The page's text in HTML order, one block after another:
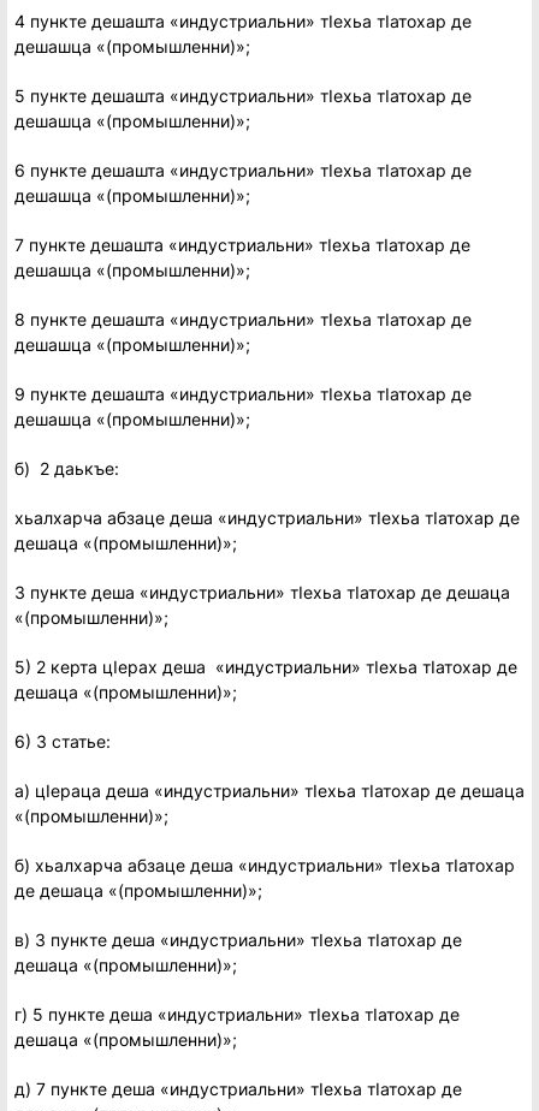
4 пункте дешашта «индустриальни» тIехьа тIатохар де
дешашца «(промышленни)»;
5 пункте дешашта «индустриальни» тIехьа тIатохар де
дешашца «(промышленни)»;
6 пункте дешашта «индустриальни» тIехьа тIатохар де
дешашца «(промышленни)»;
7 пункте дешашта «индустриальни» тIехьа тIатохар де
дешашца «(промышленни)»;
8 пункте дешашта «индустриальни» тIехьа тIатохар де
дешашца «(промышленни)»;
9 пункте дешашта «индустриальни» тIехьа тIатохар де
дешашца «(промышленни)»;
б) 2 даькъе:
хьалхарча абзаце деша «индустриальни» тIехьа тIатохар де
дешаца «(промышленни)»;
3 пункте деша «индустриальни» тIехьа тIатохар де дешаца
«(промышленни)»;
5) 2 керта цIерах деша «индустриальни» тIехьа тIатохар де
дешаца «(промышленни)»;
6) 3 статье:
а) цIераца деша «индустриальни» тIехьа тIатохар де дешаца
«(промышленни)»;
б) хьалхарча абзаце деша «индустриальни» тIехьа тIатохар
де дешаца «(промышленни)»;
в) 3 пункте деша «индустриальни» тIехьа тIатохар де
дешаца «(промышленни)»;
г) 5 пункте деша «индустриальни» тIехьа тIатохар де
дешаца «(промышленни)»;
д) 7 пункте деша «индустриальни» тIехьа тIатохар де